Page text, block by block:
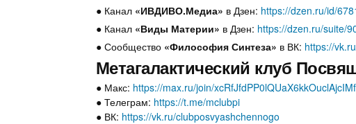
● Канал «ИВДИВО.Медиа» в Дзен: https://dzen.ru/id/
● Канал «Виды Материи» в Дзен: https://dzen.ru/suite/
● Сообщество «Философия Синтеза» в ВК: https://
Метагалактический клуб
● Макс: https://max.ru/join/
● Телеграм: https://t.me/mclubpi
● ВК: https://vk.ru/clubposvyashchennogo